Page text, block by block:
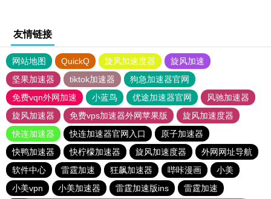
友情链接
网站地图 QuickQ 旋风加速度器
旋风加速
坚果加速器
tiktok加速器
狗急加速器官网
免费vqn外网加速
小蓝鸟 优途加速器官网
风驰加速器
旋风加速器
免费vps加速器外网苹果版
旋风加速度器
快连加速器
快连加速器官网入口
原子加速器
快鸭加速器
快柠檬加速器 旋风加速度器
外网网址导航
软件中心
雷霆加速 狂飙加速器 哔咔漫画
小美
小美vpn
小美加速器 雷霆加速版ins 雷霆加速